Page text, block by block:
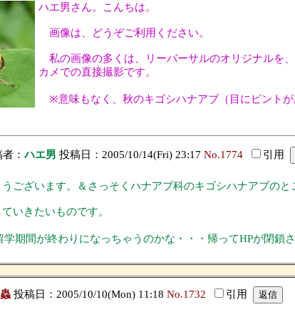
ハエ男さん。こんちは。
画像は、どうぞご利用ください。
私の画像の多くは、リーバーサルのオリジナルを
カメでの直接撮影です。
※意味もなく、秋のキゴシハナアブ（目にピントが
者：ハエ男 投稿日：2005/10/14(Fri) 23:17 No.1774 引用
ございます。＆さっそくハナアブ科のキゴシハナアブのと
いきたいものです。
学期間が終わりになっちゃうのかな・・・帰ってHPが閉
投稿日：2005/10/10(Mon) 11:18 No.1732 引用